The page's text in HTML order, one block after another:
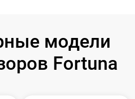
модели
Fortuna